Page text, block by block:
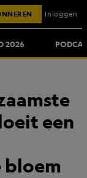
2026
Inloggen
een
bloem